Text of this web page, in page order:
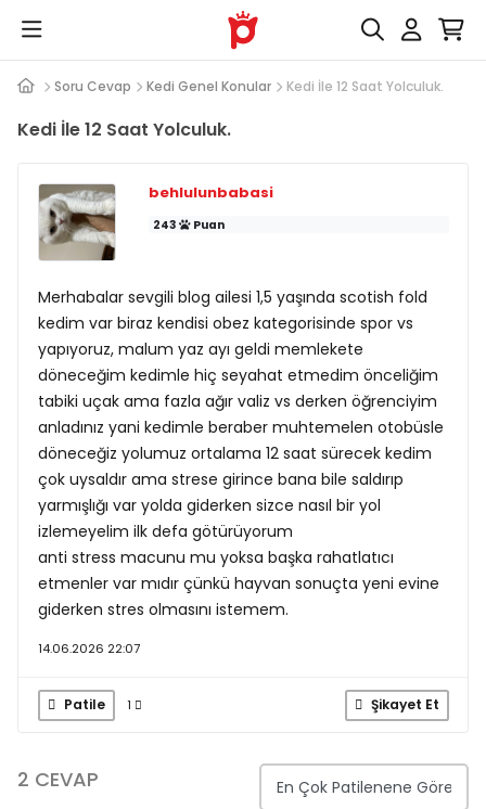
Soru Cevap Kedi Genel Konular Kedi İle 12 Saat Yolculuk.
Kedi İle 12 Saat Yolculuk.
behlulunbabasi
243 Puan
Merhabalar sevgili blog ailesi 1,5 yaşında scotish fold
kedim var biraz kendisi obez kategorisinde spor vs
yapıyoruz, malum yaz ayı geldi memlekete
döneceğim kedimle hiç seyahat etmedim önceliğim
tabiki uçak ama fazla ağır valiz vs derken öğrenciyim
anladınız yani kedimle beraber muhtemelen otobüsle
döneceğiz yolumuz ortalama 12 saat sürecek kedim
çok uysaldır ama strese girince bana bile saldırıp
yarmışlığı var yolda giderken sizce nasıl bir yol
izlemeyelim ilk defa götürüyorum
anti stress macunu mu yoksa başka rahatlatıcı
etmenler var mıdır çünkü hayvan sonuçta yeni evine
giderken stres olmasını istemem.
14.06.2026 22:07
Patile 1 Şikayet Et
2 CEVAP